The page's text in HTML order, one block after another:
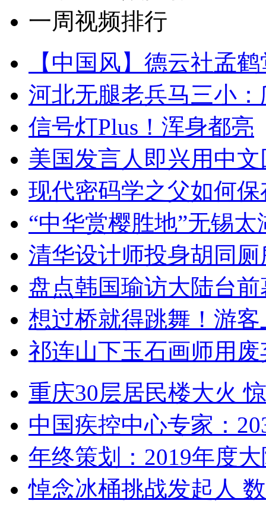
一周视频排行
【中国风】德云社孟
河北无腿老兵马三小
信号灯Plus！浑身都亮
美国发言人即兴用中
现代密码学之父如何
“中华赏樱胜地”无锡
清华设计师投身胡同
盘点韩国瑜访大陆台
想过桥就得跳舞！游客
祁连山下玉石画师用
重庆30层居民楼大火
中国疾控中心专家：
年终策划：2019年度
悼念冰桶挑战发起人